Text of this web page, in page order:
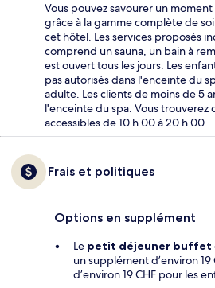
Vous pouvez savourer un
grâce à la gamme complète de
cet hôtel. Les services proposés
comprend un sauna, un bain à
est ouvert tous les jours. Les
pas autorisés dans l'enceinte du
adulte. Les clients de moins de 5
l'enceinte du spa. Vous trouverez
accessibles de 10 h 00 à 20 h 00.
Frais et politiques
Options en supplément
Le petit déjeuner buffet
un supplément d’environ
d’environ 19 CHF pour les